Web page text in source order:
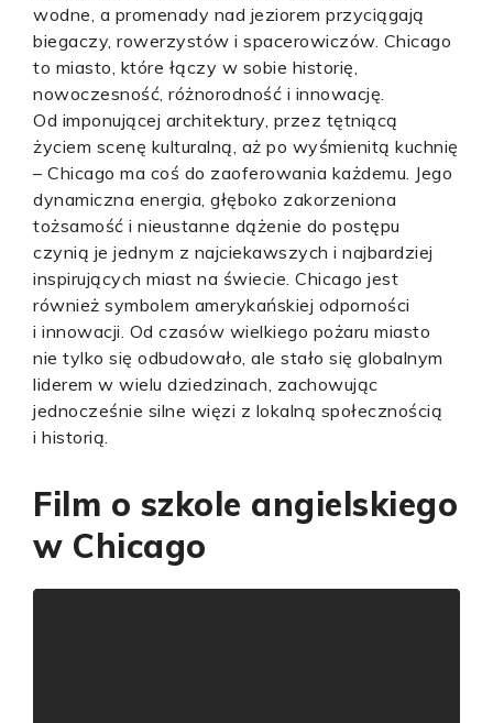
wodne, a promenady nad jeziorem przyciągają
biegaczy, rowerzystów i spacerowiczów. Chicago
to miasto, które łączy w sobie historię,
nowoczesność, różnorodność i innowację.
Od imponującej architektury, przez tętniącą
życiem scenę kulturalną, aż po wyśmienitą kuchnię
– Chicago ma coś do zaoferowania każdemu. Jego
dynamiczna energia, głęboko zakorzeniona
tożsamość i nieustanne dążenie do postępu
czynią je jednym z najciekawszych i najbardziej
inspirujących miast na świecie. Chicago jest
również symbolem amerykańskiej odporności
i innowacji. Od czasów wielkiego pożaru miasto
nie tylko się odbudowało, ale stało się globalnym
liderem w wielu dziedzinach, zachowując
jednocześnie silne więzi z lokalną społecznością
i historią.
Film o szkole angielskiego
w Chicago